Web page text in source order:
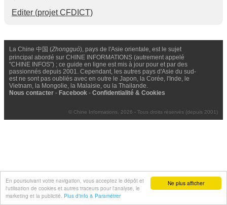
Ne plus afficher
En poursuivant votre navigation, vous acceptez le dépôt et
l'utilisation de cookies et autres traceurs pour l'analyse, le
marketing et la publicité. Plus d'info & Paramétrer
Editer (projet CFDICT)
La Chine 中国 (Zhongguó), pays de l'Asie orientale, est le sujet
principal abordé sur CHINE INFORMATIONS (autrement appelé
"CHINE INFOS") ; ce guide en ligne est mis à jour pour et par des
passionnés depuis 2001. Cependant, les autres pays d'Asie du sud-
est ne sont pas oubliés avec en outre le Japon, la Corée, l'Inde, le
Vietnam, la Mongolie, la Malaisie, ou la Thailande.
Nous contacter - Facebook - Confidentialité & Cookies
© Chine Informations, 2026 - Tous droits réservés (depuis 2001)